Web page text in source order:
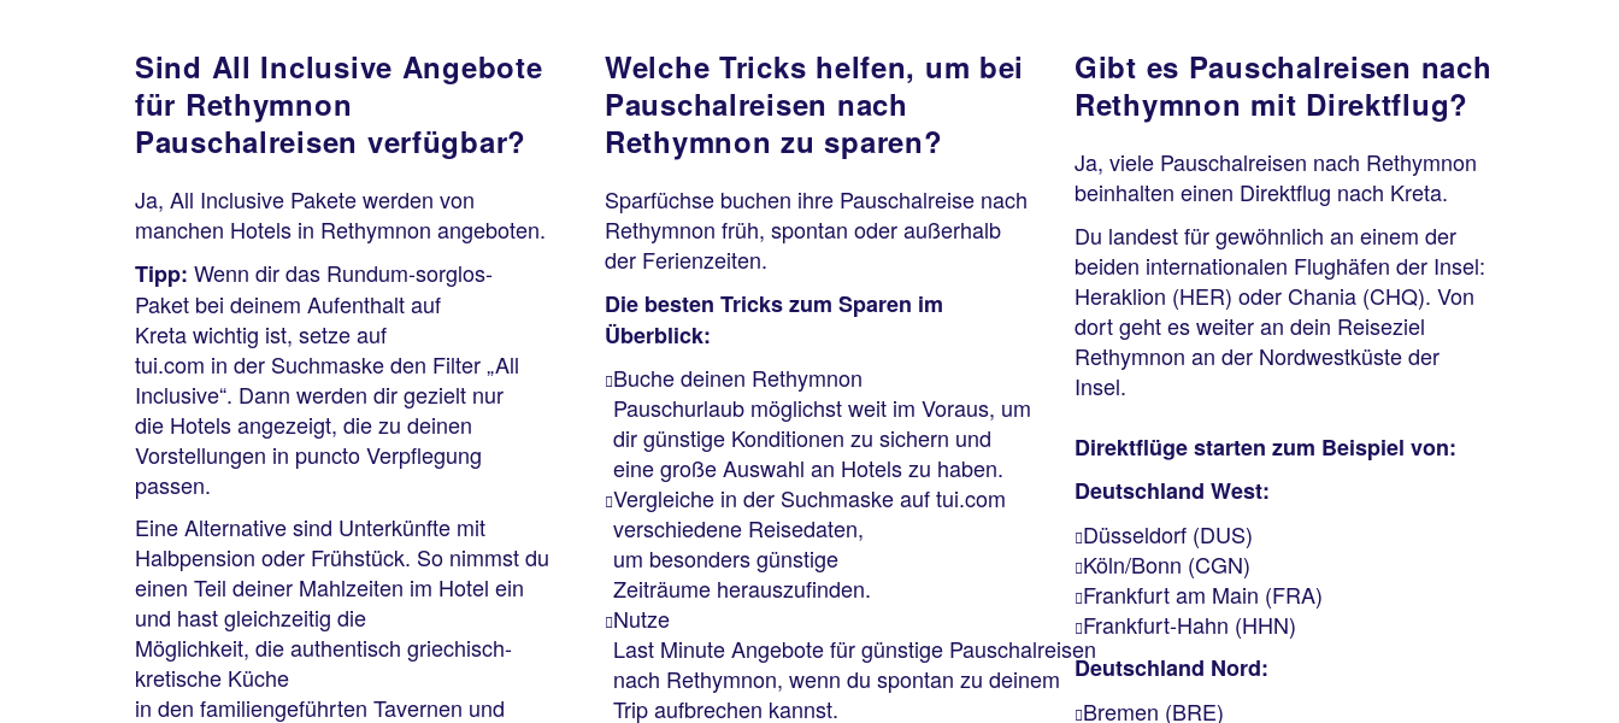
Sind All Inclusive Angebote
für Rethymnon
Pauschalreisen verfügbar?
Ja, All Inclusive Pakete werden von
manchen Hotels in Rethymnon angeboten.
Tipp: Wenn dir das Rundum-sorglos-
Paket bei deinem Aufenthalt auf
Kreta wichtig ist, setze auf
tui.com in der Suchmaske den Filter „All
Inclusive“. Dann werden dir gezielt nur
die Hotels angezeigt, die zu deinen
Vorstellungen in puncto Verpflegung
passen.
Eine Alternative sind Unterkünfte mit
Halbpension oder Frühstück. So nimmst du
einen Teil deiner Mahlzeiten im Hotel ein
und hast gleichzeitig die
Möglichkeit, die authentisch griechisch-
kretische Küche
in den familiengeführten Tavernen und
Welche Tricks helfen, um bei
Pauschalreisen nach
Rethymnon zu sparen?
Sparfüchse buchen ihre Pauschalreise nach
Rethymnon früh, spontan oder außerhalb
der Ferienzeiten.
Die besten Tricks zum Sparen im
Überblick:
Buche deinen Rethymnon
Pauschurlaub möglichst weit im Voraus, um
dir günstige Konditionen zu sichern und
eine große Auswahl an Hotels zu haben.
Vergleiche in der Suchmaske auf tui.com
verschiedene Reisedaten,
um besonders günstige
Zeiträume herauszufinden.
Nutze
Last Minute Angebote für günstige Pauschalreisen
nach Rethymnon, wenn du spontan zu deinem
Trip aufbrechen kannst.
Gibt es Pauschalreisen nach
Rethymnon mit Direktflug?
Ja, viele Pauschalreisen nach Rethymnon
beinhalten einen Direktflug nach Kreta.
Du landest für gewöhnlich an einem der
beiden internationalen Flughäfen der Insel:
Heraklion (HER) oder Chania (CHQ). Von
dort geht es weiter an dein Reiseziel
Rethymnon an der Nordwestküste der
Insel.
Direktflüge starten zum Beispiel von:
Deutschland West:
Düsseldorf (DUS)
Köln/Bonn (CGN)
Frankfurt am Main (FRA)
Frankfurt-Hahn (HHN)
Deutschland Nord:
Bremen (BRE)